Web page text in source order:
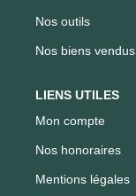
Nos outils
Nos biens vendus
LIENS UTILES
Mon compte
Nos honoraires
Mentions légales